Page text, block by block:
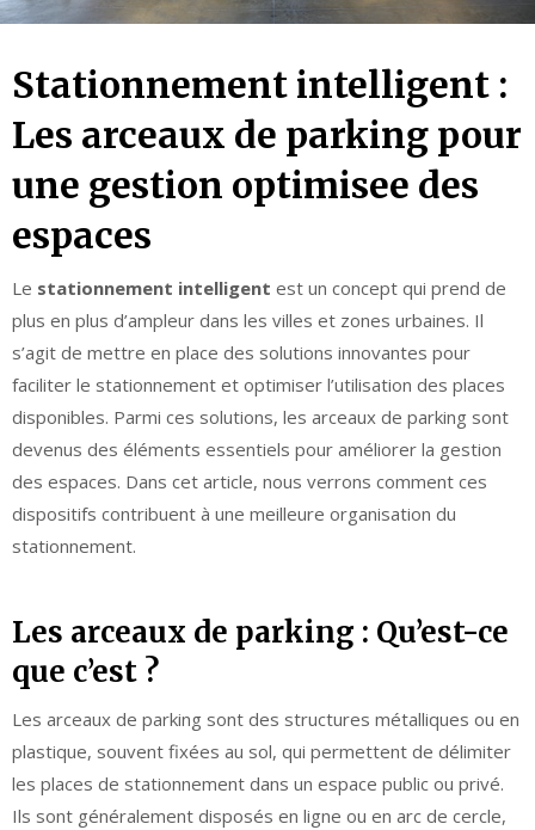
Stationnement intelligent :
Les arceaux de parking pour
une gestion optimisee des
espaces
Le stationnement intelligent est un concept qui prend de
plus en plus d’ampleur dans les villes et zones urbaines. Il
s’agit de mettre en place des solutions innovantes pour
faciliter le stationnement et optimiser l’utilisation des places
disponibles. Parmi ces solutions, les arceaux de parking sont
devenus des éléments essentiels pour améliorer la gestion
des espaces. Dans cet article, nous verrons comment ces
dispositifs contribuent à une meilleure organisation du
stationnement.
Les arceaux de parking : Qu’est-ce
que c’est ?
Les arceaux de parking sont des structures métalliques ou en
plastique, souvent fixées au sol, qui permettent de délimiter
les places de stationnement dans un espace public ou privé.
Ils sont généralement disposés en ligne ou en arc de cercle,